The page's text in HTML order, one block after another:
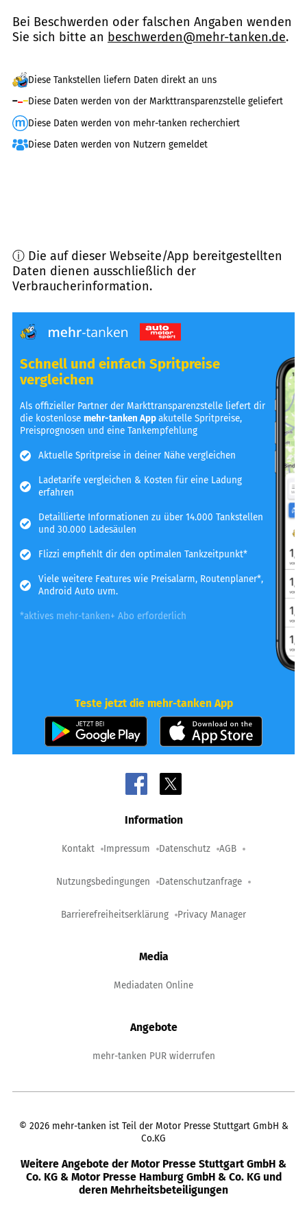
Bei Beschwerden oder falschen Angaben wenden
Sie sich bitte an beschwerden@mehr-tanken.de.
Diese Tankstellen liefern Daten direkt an uns
Diese Daten werden von der Markttransparenzstelle geliefert
Diese Daten werden von mehr-tanken recherchiert
Diese Daten werden von Nutzern gemeldet
ⓘ Die auf dieser Webseite/App bereitgestellten
Daten dienen ausschließlich der
Verbraucherinformation.
Schnell und einfach Spritpreise
vergleichen
Als offizieller Partner der Markttransparenzstelle liefert dir
die kostenlosemehr-tanken Appakutelle Spritpreise,
Preisprognosen und eine Tankempfehlung
Aktuelle Spritpreise in deiner Nähe vergleichen
Ladetarife vergleichen & Kosten für eine Ladung
erfahren
Detaillierte Informationen zu über 14.000 Tankstellen
und 30.000 Ladesäulen
Flizzi empfiehlt dir den optimalen Tankzeitpunkt*
Viele weitere Features wie Preisalarm, Routenplaner*,
Android Auto uvm.
*aktives mehr-tanken+ Abo erforderlich
Teste jetzt die mehr-tanken App
Information
Kontakt Impressum Datenschutz AGB
Nutzungsbedingungen Datenschutzanfrage
Barrierefreiheitserklärung Privacy Manager
Media
Mediadaten Online
Angebote
mehr-tanken PUR widerrufen
© 2026 mehr-tanken ist Teil der Motor Presse Stuttgart GmbH &
Co.KG
Weitere Angebote der Motor Presse Stuttgart GmbH &
Co. KG & Motor Presse Hamburg GmbH & Co. KG und
deren Mehrheitsbeteiligungen